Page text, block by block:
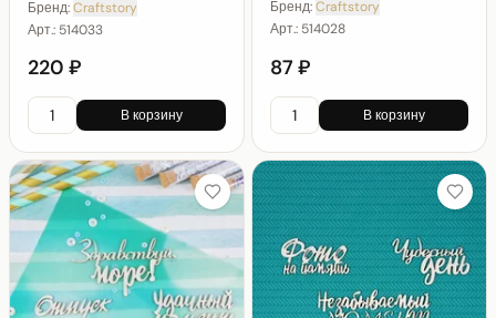
Бренд:Craftstory
Арт.: 514033
220 ₽
В корзину
Бренд:Craftstory
Арт.: 514028
87 ₽
В корзину